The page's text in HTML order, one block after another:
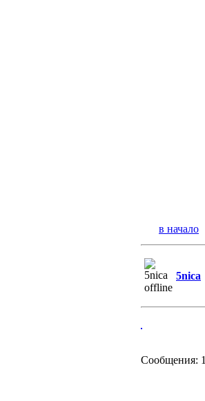
в начало
5nica
Сообщения: 1